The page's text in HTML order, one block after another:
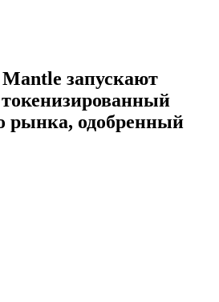
запускают
рынка, одобренный